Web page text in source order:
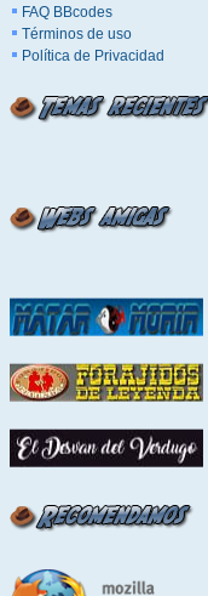
FAQ BBcodes
Términos de uso
Política de Privacidad